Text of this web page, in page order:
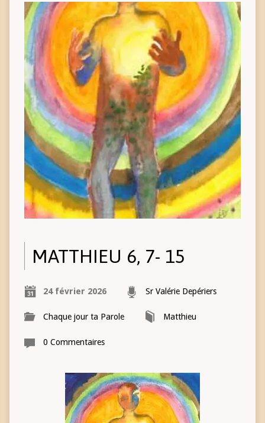
MATTHIEU 6, 7- 15
24 février 2026 Sr Valérie Depériers
Chaque jour ta Parole Matthieu
0 Commentaires